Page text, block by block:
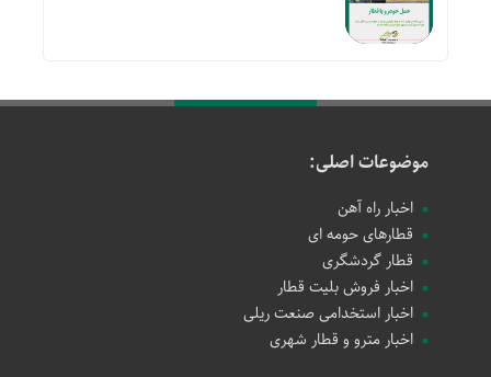
موضوعات اصلی:
اخبار راه آهن
قطارهای حومه ای
قطار گردشگری
اخبار فروش بلیت قطار
اخبار استخدامی صنعت ریلی
اخبار مترو و قطار شهری